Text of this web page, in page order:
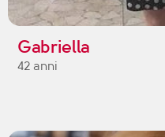
Gabriella
42 anni